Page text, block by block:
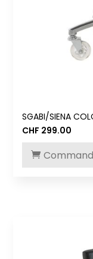
SGABI/SIENA
CHF 299.00